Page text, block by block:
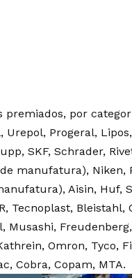
por
Urepol, Progeral,
SKF, Schrader,
manufatura), Niken,
Aisin, Huf,
Tecnoplast, Bleistahl,
Musashi,
Omron, Tyco,
Cobra, Copam, MTA.